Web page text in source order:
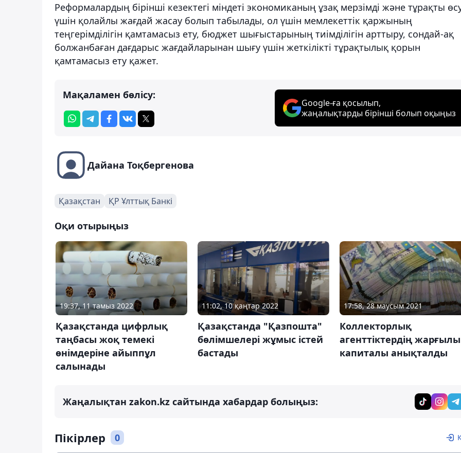
Реформалардың бірінші кезектегі міндеті экономиканың ұзақ мерзімді және тұрақты
үшін қолайлы жағдай жасау болып табылады, ол үшін мемлекеттік қаржының
теңгерімділігін қамтамасыз ету, бюджет шығыстарының тиімділігін арттыру, сондай-ақ
болжанбаған дағдарыс жағдайларынан шығу үшін жеткілікті тұрақтылық қорын
қамтамасыз ету қажет.
Мақаламен бөлісу:
Google-ға қосылып,
жаңалықтарды бірінші болып оқыңыз
Дайана Тоқбергенова
Қазақстан ҚР Ұлттық Банкі
Оқи отырыңыз
19:37, 11 тамыз 2022
Қазақстанда цифрлық
таңбасы жоқ темекі
өнімдеріне айыппұл
салынады
11:02, 10 қаңтар 2022
Қазақстанда "Қазпошта"
бөлімшелері жұмыс істей
бастады
17:58, 28 маусым 2021
Коллекторлық
агенттіктердің
капиталы анықталды
Жаңалықтан zakon.kz сайтында хабардар болыңыз:
Пікірлер 0